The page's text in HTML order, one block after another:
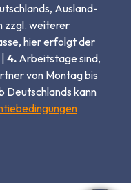
Ausland-
zzgl. weiterer
hier erfolgt der
4. Arbeitstage sind,
von Montag bis
Deutschlands kann